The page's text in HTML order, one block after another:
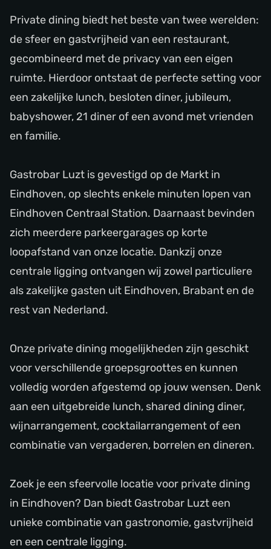
Private dining biedt het beste van twee werelden:
de sfeer en gastvrijheid van een restaurant,
gecombineerd met de privacy van een eigen
ruimte. Hierdoor ontstaat de perfecte setting voor
een zakelijke lunch, besloten diner, jubileum,
babyshower, 21 diner of een avond met vrienden
en familie.
Gastrobar Luzt is gevestigd op de Markt in
Eindhoven, op slechts enkele minuten lopen van
Eindhoven Centraal Station. Daarnaast bevinden
zich meerdere parkeergarages op korte
loopafstand van onze locatie. Dankzij onze
centrale ligging ontvangen wij zowel particuliere
als zakelijke gasten uit Eindhoven, Brabant en de
rest van Nederland.
Onze private dining mogelijkheden zijn geschikt
voor verschillende groepsgroottes en kunnen
volledig worden afgestemd op jouw wensen. Denk
aan een uitgebreide lunch, shared dining diner,
wijnarrangement, cocktailarrangement of een
combinatie van vergaderen, borrelen en dineren.
Zoek je een sfeervolle locatie voor private dining
in Eindhoven? Dan biedt Gastrobar Luzt een
unieke combinatie van gastronomie, gastvrijheid
en een centrale ligging.